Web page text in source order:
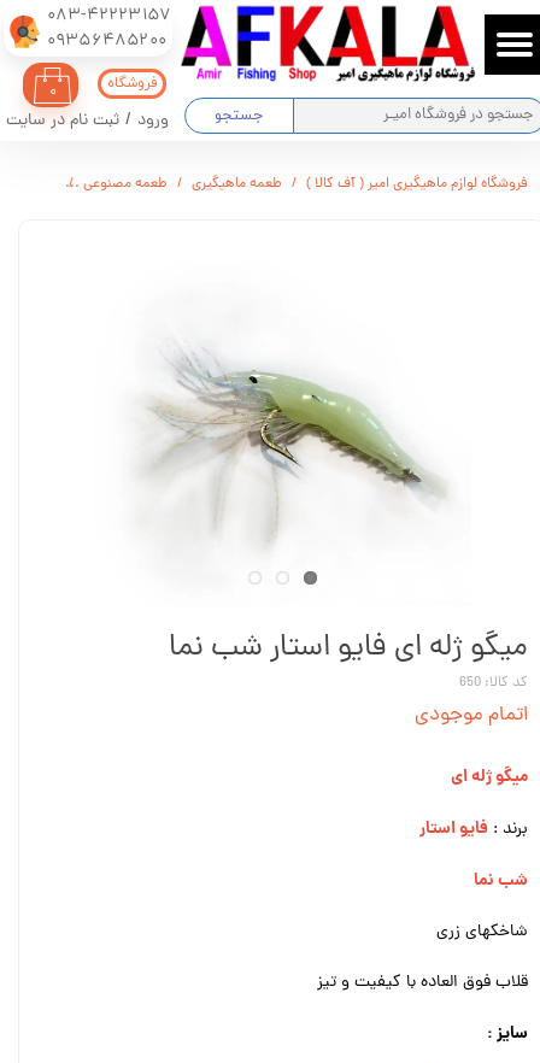
083-42223157
​​​​​​​09356485200
جستجو
۰
ورود / ثبت نام در سایت
حساب کاربری من
تغییر گذر واژه
فروشگاه
فروشگاه لوازم ماهیگیری امیر ( آف کالا ) طعمه ماهیگیری طعمه مصنوعی
میگو ژله ای فایو استار شب نما
کد کالا: 650
اتمام موجودی
میگو ژله ای
برند : فایو استار
شب نما
شاخکهای زری
قلاب فوق‌ العاده با کیفیت و تیز
سایز :